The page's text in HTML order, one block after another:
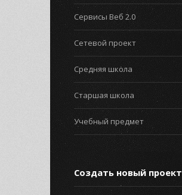
Сервисы Веб 2.0
Сетевой проект
Средняя школа
Старшая школа
Учебный предмет
Создать новый проект